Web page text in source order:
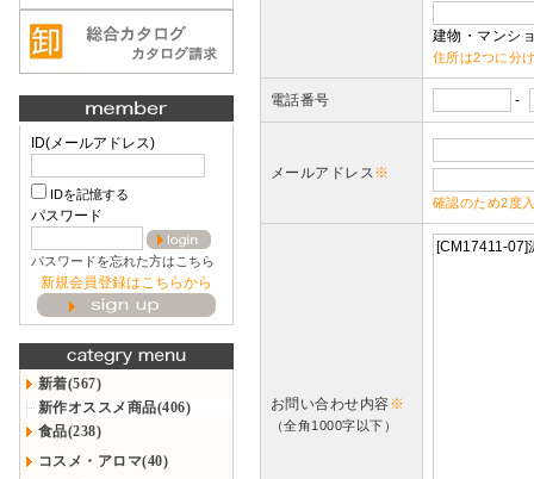
ID(メールアドレス)
IDを記憶する
パスワード
パスワードを忘れた方はこちら
新規会員登録はこちらから
新着(567)
新作オススメ商品(406)
食品(238)
コスメ・アロマ(40)
建物・マンシ
住所は2つに分
電話番号 -
メールアドレス※
確認のため2度
お問い合わせ内容※
（全角1000字以下）